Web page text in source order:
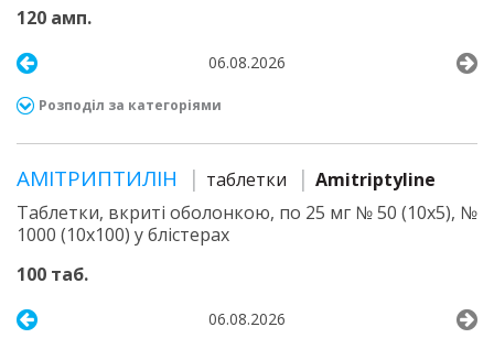
120 амп.
06.08.2026
Розподіл за категоріями
АМІТРИПТИЛІН таблетки
Amitriptyline
Таблетки, вкриті оболонкою, по 25 мг № 50 (10х5), №
1000 (10х100) у блістерах
100 таб.
06.08.2026